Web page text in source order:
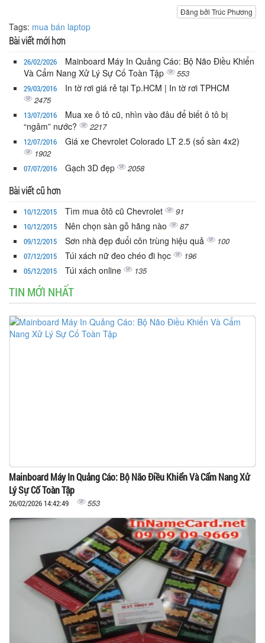
Đăng bởi Trúc Phương
Tags: mua bán laptop
Bài viết mới hơn
26/02/2026
Mainboard Máy In Quảng Cáo: Bộ Não Điều Khiển
Và Cẩm Nang Xử Lý Sự Cố Toàn Tập
553
29/03/2016 In tờ rơi giá rẻ tại Tp.HCM | In tờ rơi TPHCM
2475
13/07/2016
Mua xe ô tô cũ, nhìn vào đâu để biết ô tô bị
“ngâm” nước?
2217
12/07/2016 Giá xe Chevrolet Colorado LT 2.5 (số sàn 4x2)
1902
07/07/2016 Gạch 3D đẹp 2058
Bài viết cũ hơn
10/12/2015 Tìm mua ôtô cũ Chevrolet 91
10/12/2015 Nên chọn sàn gỗ hãng nào 87
09/12/2015 Sơn nhà đẹp đuổi côn trùng hiệu quả 100
07/12/2015 Túi xách nữ đeo chéo đi học 196
05/12/2015 Túi xách online 135
TIN MỚI NHẤT
Mainboard Máy In Quảng Cáo: Bộ Não Điều Khiển Và Cẩm Nang Xử
Lý Sự Cố Toàn Tập
26/02/2026 14:42:49 553